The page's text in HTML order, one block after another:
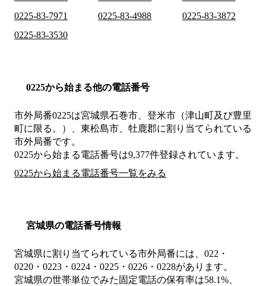
0225-83-7971
0225-83-4988
0225-83-3872
0225-83-3530
0225から始まる他の電話番号
市外局番0225は宮城県石巻市、登米市（津山町及び豊里
町に限る。）、東松島市、牡鹿郡に割り当てられている
市外局番です。
0225から始まる電話番号は9,377件登録されています。
0225から始まる電話番号一覧をみる
宮城県の電話番号情報
宮城県に割り当てられている市外局番には、022・
0220・0223・0224・0225・0226・0228があります。
宮城県の世帯単位でみた固定電話の保有率は58.1%、